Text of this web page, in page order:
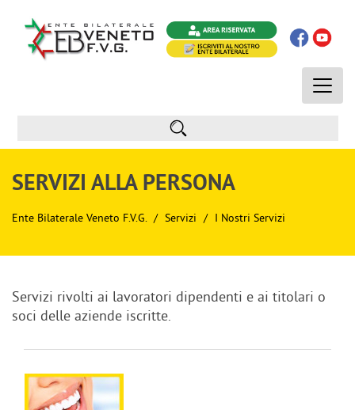
Toggle
SERVIZI ALLA PERSONA
Ente Bilaterale Veneto F.V.G. Servizi I Nostri Servizi
Servizi rivolti ai lavoratori dipendenti e ai titolari o
soci delle aziende iscritte.